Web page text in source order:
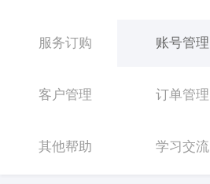
服务订购 账号管理
客户管理 订单管理
其他帮助 学习交流